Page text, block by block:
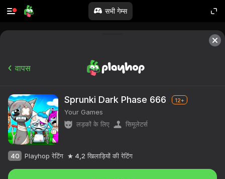
सभी गेम्स
वापस
Sprunki Dark Phase 666 12+
Your Games
लड़कों के लिए
सिमूलेटर्स
40 Playhop रेटिंग 4,2 खिलाड़ियों की रेटिंग